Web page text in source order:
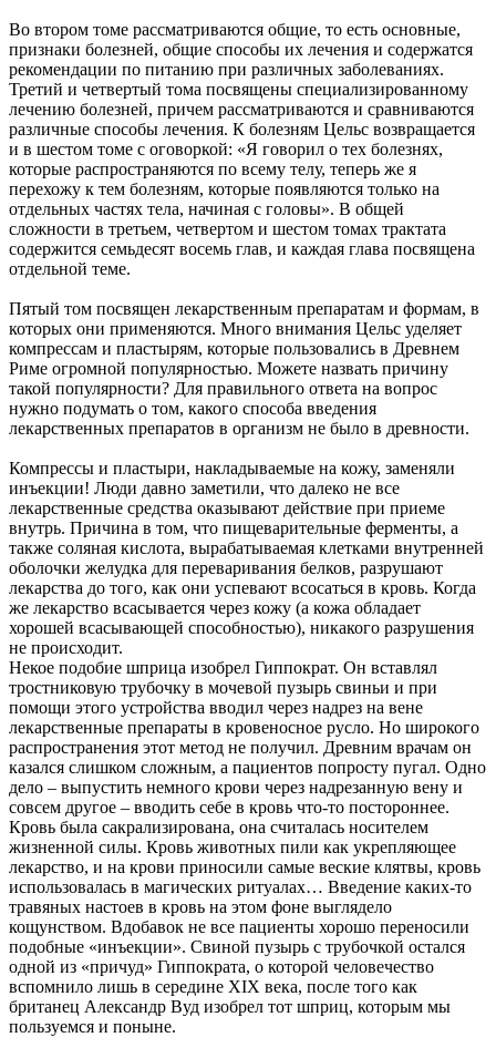
Во втором томе рассматриваются общие, то есть основные,
признаки болезней, общие способы их лечения и содержатся
рекомендации по питанию при различных заболеваниях.
Третий и четвертый тома посвящены специализированному
лечению болезней, причем рассматриваются и сравниваются
различные способы лечения. К болезням Цельс возвращается
и в шестом томе с оговоркой: «Я говорил о тех болезнях,
которые распространяются по всему телу, теперь же я
перехожу к тем болезням, которые появляются только на
отдельных частях тела, начиная с головы». В общей
сложности в третьем, четвертом и шестом томах трактата
содержится семьдесят восемь глав, и каждая глава посвящена
отдельной теме.
Пятый том посвящен лекарственным препаратам и формам, в
которых они применяются. Много внимания Цельс уделяет
компрессам и пластырям, которые пользовались в Древнем
Риме огромной популярностью. Можете назвать причину
такой популярности? Для правильного ответа на вопрос
нужно подумать о том, какого способа введения
лекарственных препаратов в организм не было в древности.
Компрессы и пластыри, накладываемые на кожу, заменяли
инъекции! Люди давно заметили, что далеко не все
лекарственные средства оказывают действие при приеме
внутрь. Причина в том, что пищеварительные ферменты, а
также соляная кислота, вырабатываемая клетками внутренней
оболочки желудка для переваривания белков, разрушают
лекарства до того, как они успевают всосаться в кровь. Когда
же лекарство всасывается через кожу (а кожа обладает
хорошей всасывающей способностью), никакого разрушения
не происходит.
Некое подобие шприца изобрел Гиппократ. Он вставлял
тростниковую трубочку в мочевой пузырь свиньи и при
помощи этого устройства вводил через надрез на вене
лекарственные препараты в кровеносное русло. Но широкого
распространения этот метод не получил. Древним врачам он
казался слишком сложным, а пациентов попросту пугал. Одно
дело – выпустить немного крови через надрезанную вену и
совсем другое – вводить себе в кровь что-то постороннее.
Кровь была сакрализирована, она считалась носителем
жизненной силы. Кровь животных пили как укрепляющее
лекарство, и на крови приносили самые веские клятвы, кровь
использовалась в магических ритуалах… Введение каких-то
травяных настоев в кровь на этом фоне выглядело
кощунством. Вдобавок не все пациенты хорошо переносили
подобные «инъекции». Свиной пузырь с трубочкой остался
одной из «причуд» Гиппократа, о которой человечество
вспомнило лишь в середине XIX века, после того как
британец Александр Вуд изобрел тот шприц, которым мы
пользуемся и поныне.